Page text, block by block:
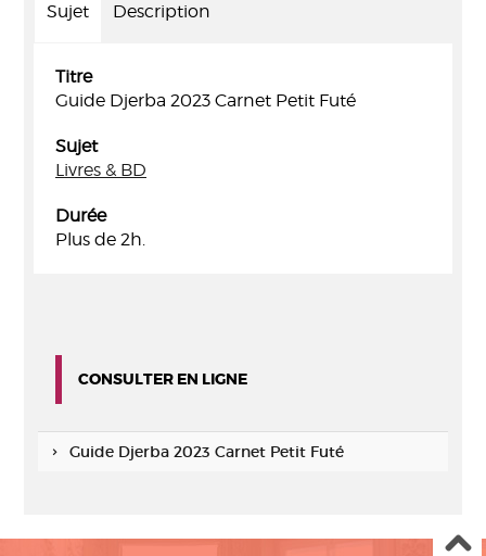
Sujet Description
Titre
Guide Djerba 2023 Carnet Petit Futé
Sujet
Livres & BD
Durée
Plus de 2h.
CONSULTER EN LIGNE
Guide Djerba 2023 Carnet Petit Futé